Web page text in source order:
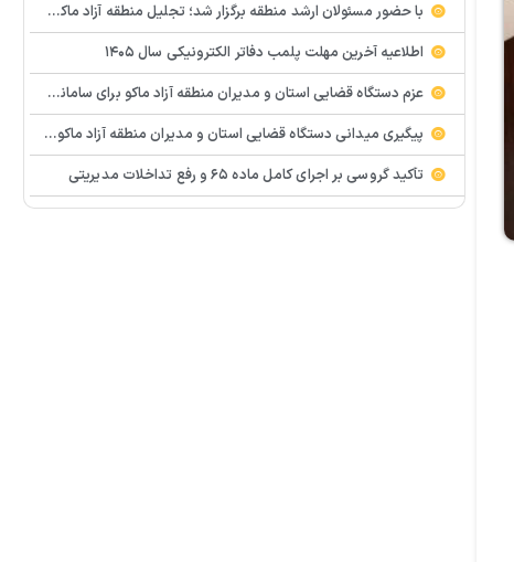
با حضور مسئولان ارشد منطقه برگزار شد؛ تجلیل منطقه آزاد ماکو از معلمان نمونه و تأکید بر هوشمندسازی مدارس
اطلاعیه آخرین مهلت پلمب دفاتر الکترونیکی سال ۱۴۰۵
عزم دستگاه قضایی استان و مدیران منطقه آزاد ماکو برای ساماندهی و رفع سریع مشکلات پایانه مرزی و گمرک بازرگان
پیگیری میدانی دستگاه قضایی استان و مدیران منطقه آزاد ماکو و استان برای رفع سریع مشکلات واحدهای تولیدی و سرمایه گذاری
تأکید گروسی بر اجرای کامل ماده ۶۵ و رفع تداخلات مدیریتی